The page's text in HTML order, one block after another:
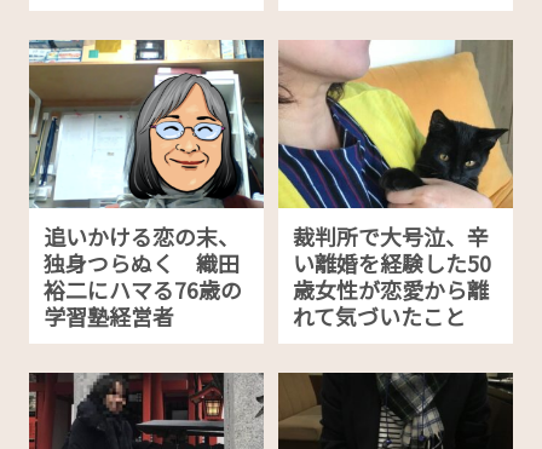
追いかける恋の末、
独身つらぬく 織田
裕二にハマる76歳の
学習塾経営者
裁判所で大号泣、辛
い離婚を経験した50
歳女性が恋愛から離
れて気づいたこと